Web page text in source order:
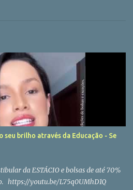
brilho através da Educação - Se
da ESTÁCIO e bolsas de até 70%
https://youtu.be/L75q0UMhD1Q